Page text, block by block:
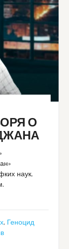
О
наук,
, Геноцид